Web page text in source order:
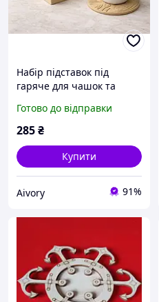
Набір підставок під
гаряче для чашок та
Aivory
Готово до відправки
285₴
Купити
Aivory 91%